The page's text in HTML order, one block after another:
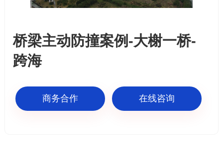
桥梁主动防撞案例-大榭一桥-
跨海
商务合作 在线咨询